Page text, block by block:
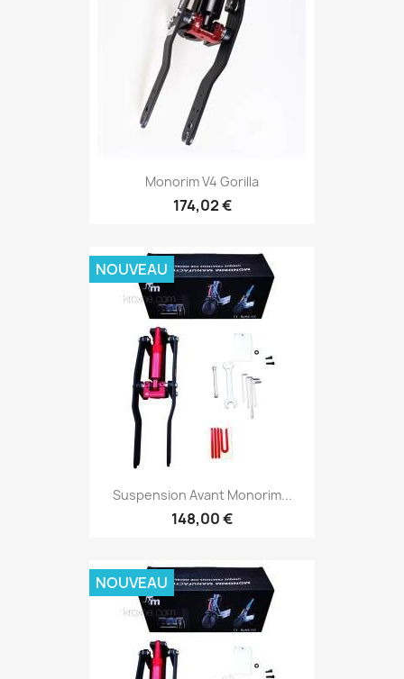
Monorim V4 Gorilla
174,02 €
Suspension Avant Monorim...
148,00 €
NOUVEAU
NOUVEAU